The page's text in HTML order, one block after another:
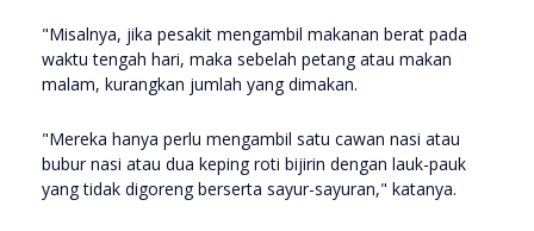
"Misalnya, jika pesakit mengambil makanan berat pada
waktu tengah hari, maka sebelah petang atau makan
malam, kurangkan jumlah yang dimakan.
"Mereka hanya perlu mengambil satu cawan nasi atau
bubur nasi atau dua keping roti bijirin dengan lauk-pauk
yang tidak digoreng berserta sayur-sayuran," katanya.